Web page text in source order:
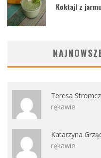
Koktajl z
Teresa
rękawie
Katarzyna
rękawie